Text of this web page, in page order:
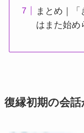
まとめ｜
はまた始め
復縁初期の会